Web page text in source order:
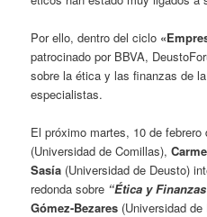
Por ello, dentro del ciclo
patrocinado por BBVA,
sobre la ética y las finanzas de
especialistas.
El próximo martes, 10 de febrero
(Universidad de Comillas),
Sasía (Universidad de Deusto)
redonda sobre “Ética y
Gómez-Bezares (Universidad de